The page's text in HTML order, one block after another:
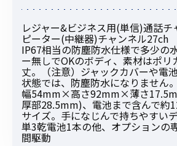
レジャー&ビジネス用(単信)通話
ピーター(中継器)チャンネル27ch
IP67相当の防塵防水仕様で多少の
ー無しでOKのボディ、素材はポリ
丈。（注意）ジャックカバーや電
状態では、防塵防水になりません。
幅54mm×高さ92mm×薄さ
厚部28.5mm)、電池まで含んで約
サイズ。手になじんで持ちやすいデ
単3乾電池1本の他、オプションの
間駆動